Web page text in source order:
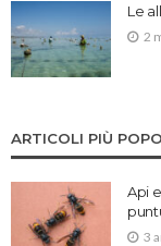
Le
2
ARTICOLI PIÙ
Api
3